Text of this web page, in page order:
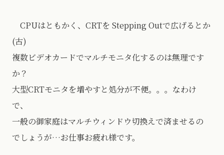
CPUはともかく、CRTを Stepping Outで広げるとか
(古)
複数ビデオカードでマルチモニタ化するのは無理です
か？
大型CRTモニタを増やすと処分が不便。。。なわけ
で、
一般の御家庭はマルチウィンドウ切換えで済ませるの
でしょうが…お仕事お疲れ様です。